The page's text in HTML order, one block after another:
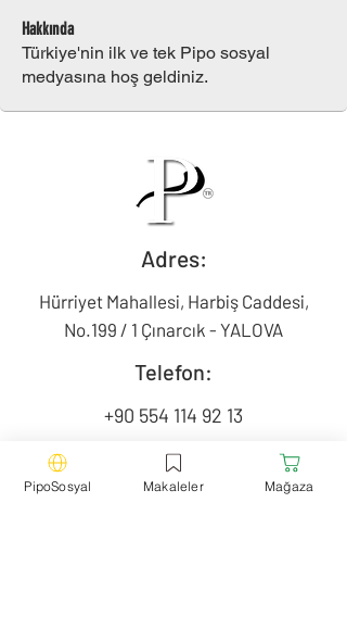
Hakkında
Türkiye'nin ilk ve tek Pipo sosyal
medyasına hoş geldiniz.
Adres:
Hürriyet Mahallesi, Harbiş Caddesi,
No.199 / 1 Çınarcık - YALOVA
Telefon:
+90 554 114 92 13
Mail:
PipoSosyal Makaleler Mağaza